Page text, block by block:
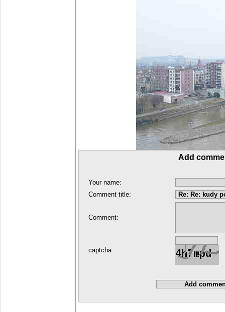
Add
Your name:
Comment title:
Comment:
captcha: